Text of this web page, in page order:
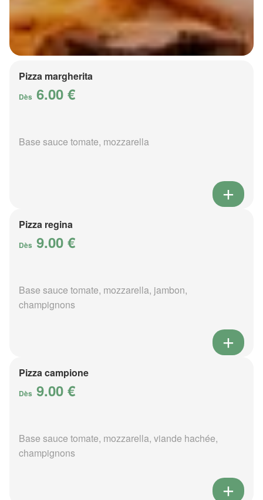
Pizza margherita
Dès 6.00 €
Base sauce tomate, mozzarella
Pizza regina
Dès 9.00 €
Base sauce tomate, mozzarella, jambon,
champignons
Pizza campione
Dès 9.00 €
Base sauce tomate, mozzarella, viande hachée,
champignons